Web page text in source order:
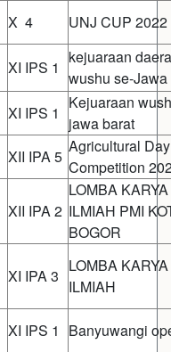
X 4 UNJ CUP 2022
XI IPS 1
kejuaraan
wushu se-Jawa
XI IPS 1
Kejuaraan
jawa barat
XII IPA 5
Agricultural Day
Competition
XII IPA 2
LOMBA
ILMIAH PMI
BOGOR
XI IPA 3
LOMBA
ILMIAH
XI IPS 1 Banyuwangi